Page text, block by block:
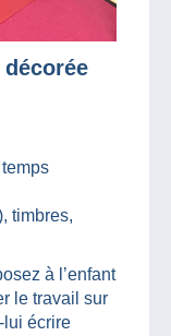
timbres,
à l’enfant
le travail sur
lui écrire